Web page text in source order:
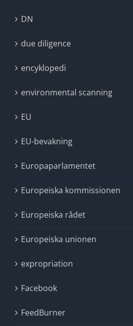
DN
due diligence
encyklopedi
environmental scanning
EU
EU-bevakning
Europaparlamentet
Europeiska kommissionen
Europeiska rådet
Europeiska unionen
expropriation
Facebook
FeedBurner